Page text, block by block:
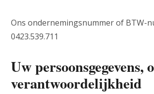
Ons ondernemingsnummer of BTW-
0423.539.711
Uw persoonsgegevens,
verantwoordelijkheid